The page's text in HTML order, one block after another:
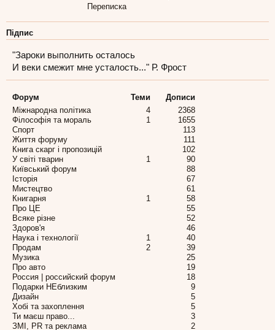
Переписка
Підпис
"Зароки выполнить осталось
И веки смежит мне усталость..." Р. Фрост
Форум Теми
Дописи
Міжнародна політика
4
2368
Філософія та мораль
1
1655
Спорт
113
Життя форуму
111
Книга скарг і пропозицій
102
У світі тварин
1
90
Київський форум
88
Історія
67
Мистецтво
61
Книгарня
1
58
Про ЦЕ
55
Всяке різне
52
Здоров'я
46
Наука і технології
1
40
Продам
2
39
Музика
25
Про авто
19
Россия | российский форум
18
Подарки НЕблизким
9
Дизайн
5
Хобі та захоплення
5
Ти маєш право...
3
ЗМІ, PR та реклама
2